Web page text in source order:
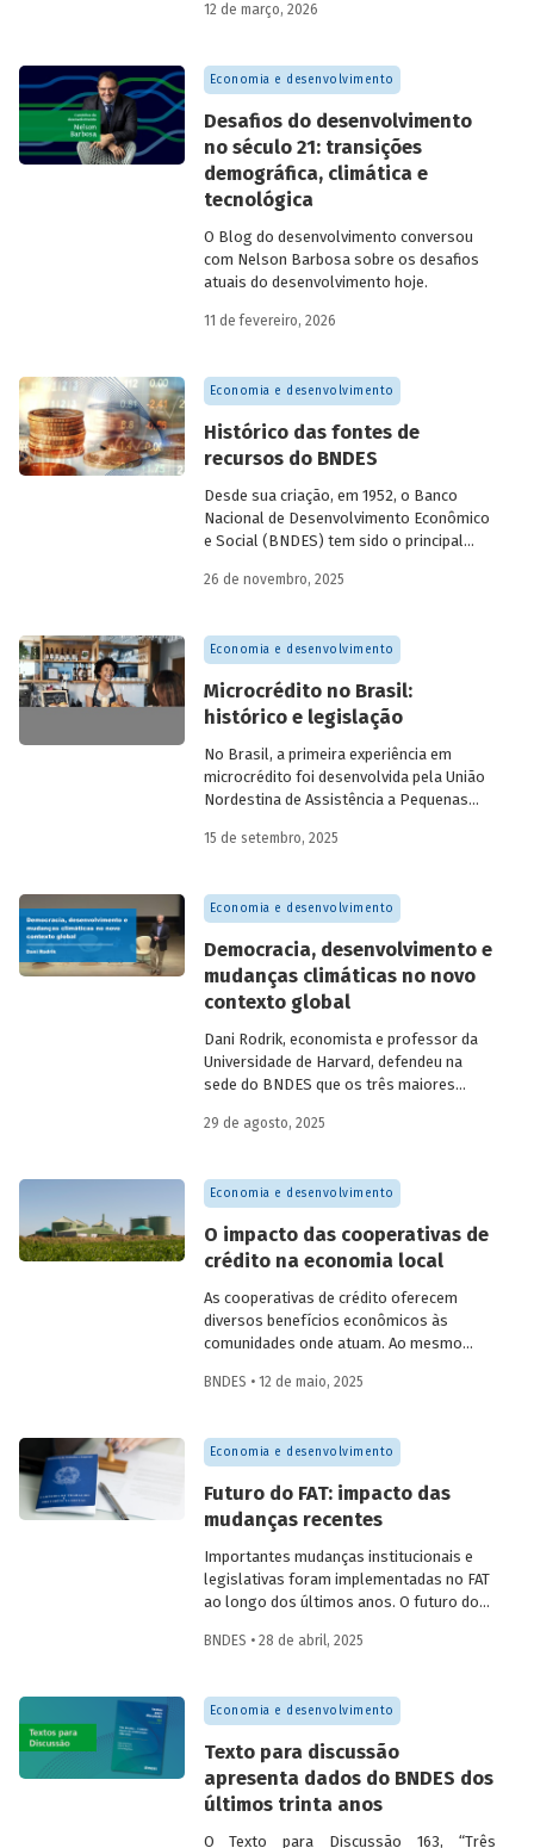
como programas de aceleração têm
desafio.
12 de março, 2026
Economia e desenvolvimento
Desafios do desenvolvimento
no século 21: transições
demográfica, climática e
tecnológica
O Blog do desenvolvimento conversou
com Nelson Barbosa sobre os desafios
atuais do desenvolvimento hoje.
11 de fevereiro, 2026
Economia e desenvolvimento
Histórico das fontes de
recursos do BNDES
Desde sua criação, em 1952, o Banco
Nacional de Desenvolvimento Econômico
e Social (BNDES) tem sido o principal
brasileiro, ocupando um espaço central
momentos de crise, como as de 2008 e
da Covid-19, e no combate à emergência
climática. Para exercer esse papel, no
entanto, são necessárias sólidas fontes
de recursos.
26 de novembro, 2025
Economia e desenvolvimento
Microcrédito no Brasil:
histórico e legislação
No Brasil, a primeira experiência em
microcrédito foi desenvolvida pela União
Nordestina de Assistência a Pequenas
e Salvador (BA). Conhecida como
Na década de 1980, surgiram as primeiras
unidades da Rede Ceape e do Banco da
microempreendedores. Essas instituições
eram afiliadas a redes internacionais, tais
como: Acción Internacional, Banco
(BID), Inter-American Foundation e
Women’s World Banking.
15 de setembro, 2025
Economia e desenvolvimento
Democracia, desenvolvimento e
mudanças climáticas no novo
contexto global
Dani Rodrik, economista e professor da
Universidade de Harvard, defendeu na
sede do BNDES que os três maiores
restauração da classe média e redução da
mudanças estruturais. Conheça seus
argumentos.
29 de agosto, 2025
Economia e desenvolvimento
O impacto das cooperativas de
crédito na economia local
As cooperativas de crédito oferecem
diversos benefícios econômicos às
comunidades onde atuam. Ao mesmo
arrecadação e produtividade; reduzem
melhoram indicadores educacionais.
Conversamos com o pesquisador da Fipe,
dessas cooperativas na economia local.
BNDES • 12 de maio, 2025
Economia e desenvolvimento
Futuro do FAT: impacto das
mudanças recentes
Importantes mudanças institucionais e
legislativas foram implementadas no FAT
ao longo dos últimos anos. O futuro do
– depende do que será feito a partir delas.
do BNDES 60.
BNDES • 28 de abril, 2025
Economia e desenvolvimento
Texto para discussão
apresenta dados do BNDES dos
últimos trinta anos
O Texto para Discussão 163, “Três